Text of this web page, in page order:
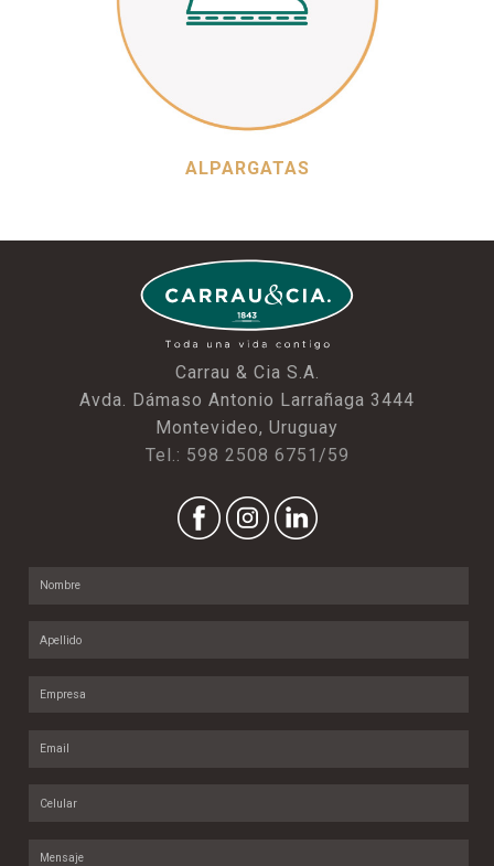
ALPARGATAS
Carrau & Cia S.A.
Avda. Dámaso Antonio Larrañaga 3444
Montevideo, Uruguay
Tel.: 598 2508 6751/59